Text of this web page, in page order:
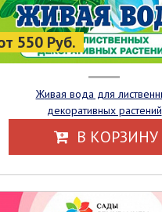
550 Руб.
Живая вода для лиственных
декоративных растений
В КОРЗИНУ